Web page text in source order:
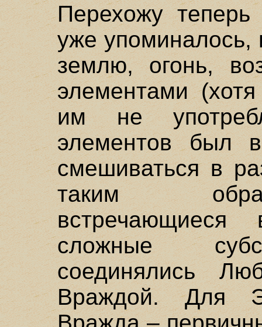
Перехожу
уже упоминалось,
землю, огонь,
элементами
им не
элементов был
смешиваться в
таким
сложные
соединялись
Враждой. Для